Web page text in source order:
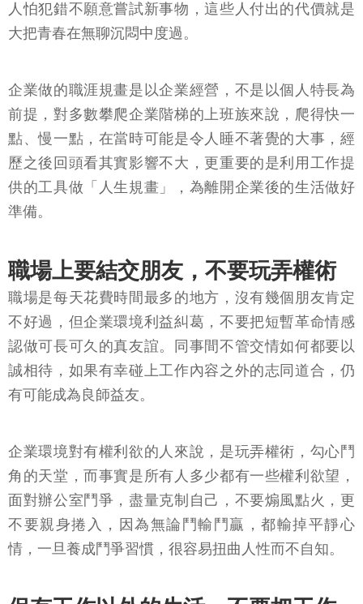
人怕犯錯不願意嘗試新事物，這些人付出的代價就是
大把青春在無聊沉悶中度過。
企業做的職涯規畫是以企業經營，不是以個人特長為
前提，對多數攀爬企業階梯的上班族來說，爬得快一
點、慢一點，在當時可能是令人睡不著覺的大事，經
歷之後回頭看其實影響不大，更重要的是利用工作提
供的工具做「人生規畫」，為離開企業後的生活做好
準備。
職場上要結交朋友，不要玩弄權術
職場是每天花費時間最多的地方，沒有幾個朋友肯定
不好過，但企業環境利益糾葛，不要把短暫革命情感
認做可長可久的真友誼。同事間不管交情如何都要以
誠相待，如果有幸碰上工作內容之外的志同道合，仍
有可能成為良師益友。
企業環境對有權利欲的人來說，是玩弄權術，勾心鬥
角的天堂，而事實是所有人多少都有一些權利欲望，
面對辦公室鬥爭，盡量克制自己，不要煽風點火，更
不要親身捲入，因為無論鬥輸鬥贏，都輸掉平靜心
情，一旦養成鬥爭習慣，很容易扭曲人性而不自知。